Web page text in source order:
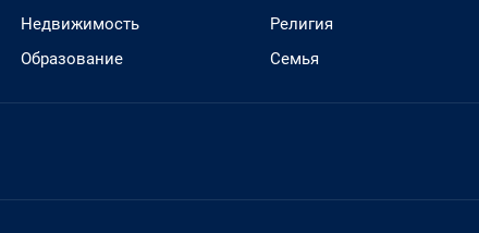
Недвижимость
Образование
Религия
Семья